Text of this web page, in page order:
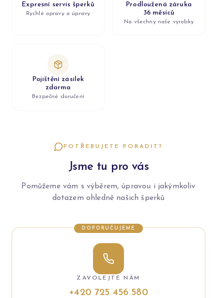
Expresní servis šperků
Rychlé opravy a úpravy
Prodloužená záruka
36 měsíců
Na všechny naše výrobky
Pojištění zásilek
zdarma
Bezpečné doručení
POTŘEBUJETE PORADIT?
Jsme tu pro vás
Pomůžeme vám s výběrem, úpravou i jakýmkoliv
dotazem ohledně našich šperků
DOPORUČUJEME
ZAVOLEJTE NÁM
+420 725 456 580